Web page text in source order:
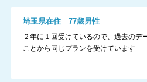
埼玉県在住 77歳男性
２年に１回受けているので、過去のデ
ことから同じプランを受けています